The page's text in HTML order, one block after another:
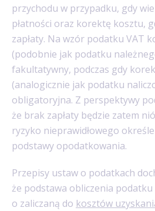
przychodu w przypadku, gdy
płatności oraz korektę kosztu,
zapłaty. Na wzór podatku VAT
(podobnie jak podatku
fakultatywny, podczas gdy
(analogicznie jak podatku
obligatoryjna. Z perspektywy
że brak zapłaty będzie zatem
ryzyko nieprawidłowego
podstawy opodatkowania.
Przepisy ustaw o podatkach
że podstawa obliczenia
o zaliczaną do kosztów